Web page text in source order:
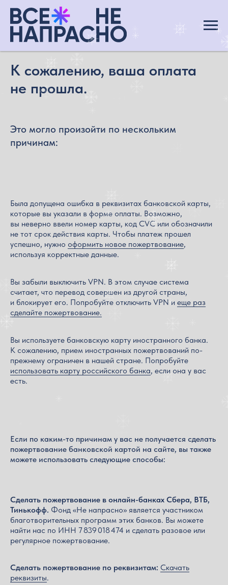
К сожалению, ваша оплата
не прошла.
Это могло произойти по нескольким
причинам:
Была допущена ошибка в реквизитах банковской карты,
которые вы указали в форме оплаты. Возможно,
вы неверно ввели номер карты, код CVC или обозначили
не тот срок действия карты. Чтобы платеж прошел
успешно, нужно оформить новое пожертвование,
используя корректные данные.
Вы забыли выключить VPN. В этом случае система
считает, что перевод совершен из другой страны,
и блокирует его. Попробуйте отключить VPN и еще раз
сделайте пожертвование.
Вы используете банковскую карту иностранного банка.
К сожалению, прием иностранных пожертвований по-
прежнему ограничен в нашей стране. Попробуйте
использовать карту российского банка, если она у вас
есть.
Если по каким-то причинам у вас не получается сделать
пожертвование банковской картой на сайте, вы также
можете использовать следующие способы:
Сделать пожертвование в онлайн-банках Сбера, ВТБ,
Тинькофф. Фонд «Не напрасно» является участником
благотворительных программ этих банков. Вы можете
найти нас по ИНН 7 839 018 474 и сделать разовое или
регулярное пожертвование.
Сделать пожертвование по реквизитам: Скачать
реквизиты.